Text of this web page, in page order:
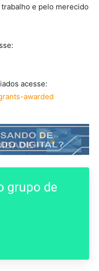
e pelo merecido
acesse:
awarded
grupo de